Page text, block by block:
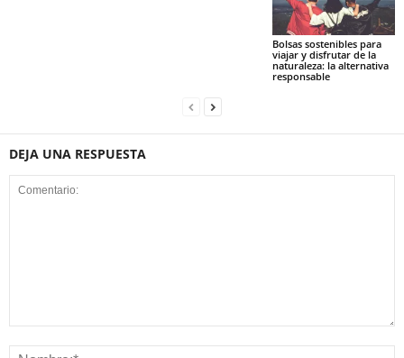
Bolsas sostenibles para
viajar y disfrutar de la
naturaleza: la alternativa
responsable
DEJA UNA RESPUESTA